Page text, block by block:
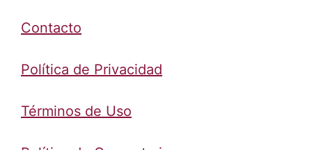
Contacto
Política de Privacidad
Términos de Uso